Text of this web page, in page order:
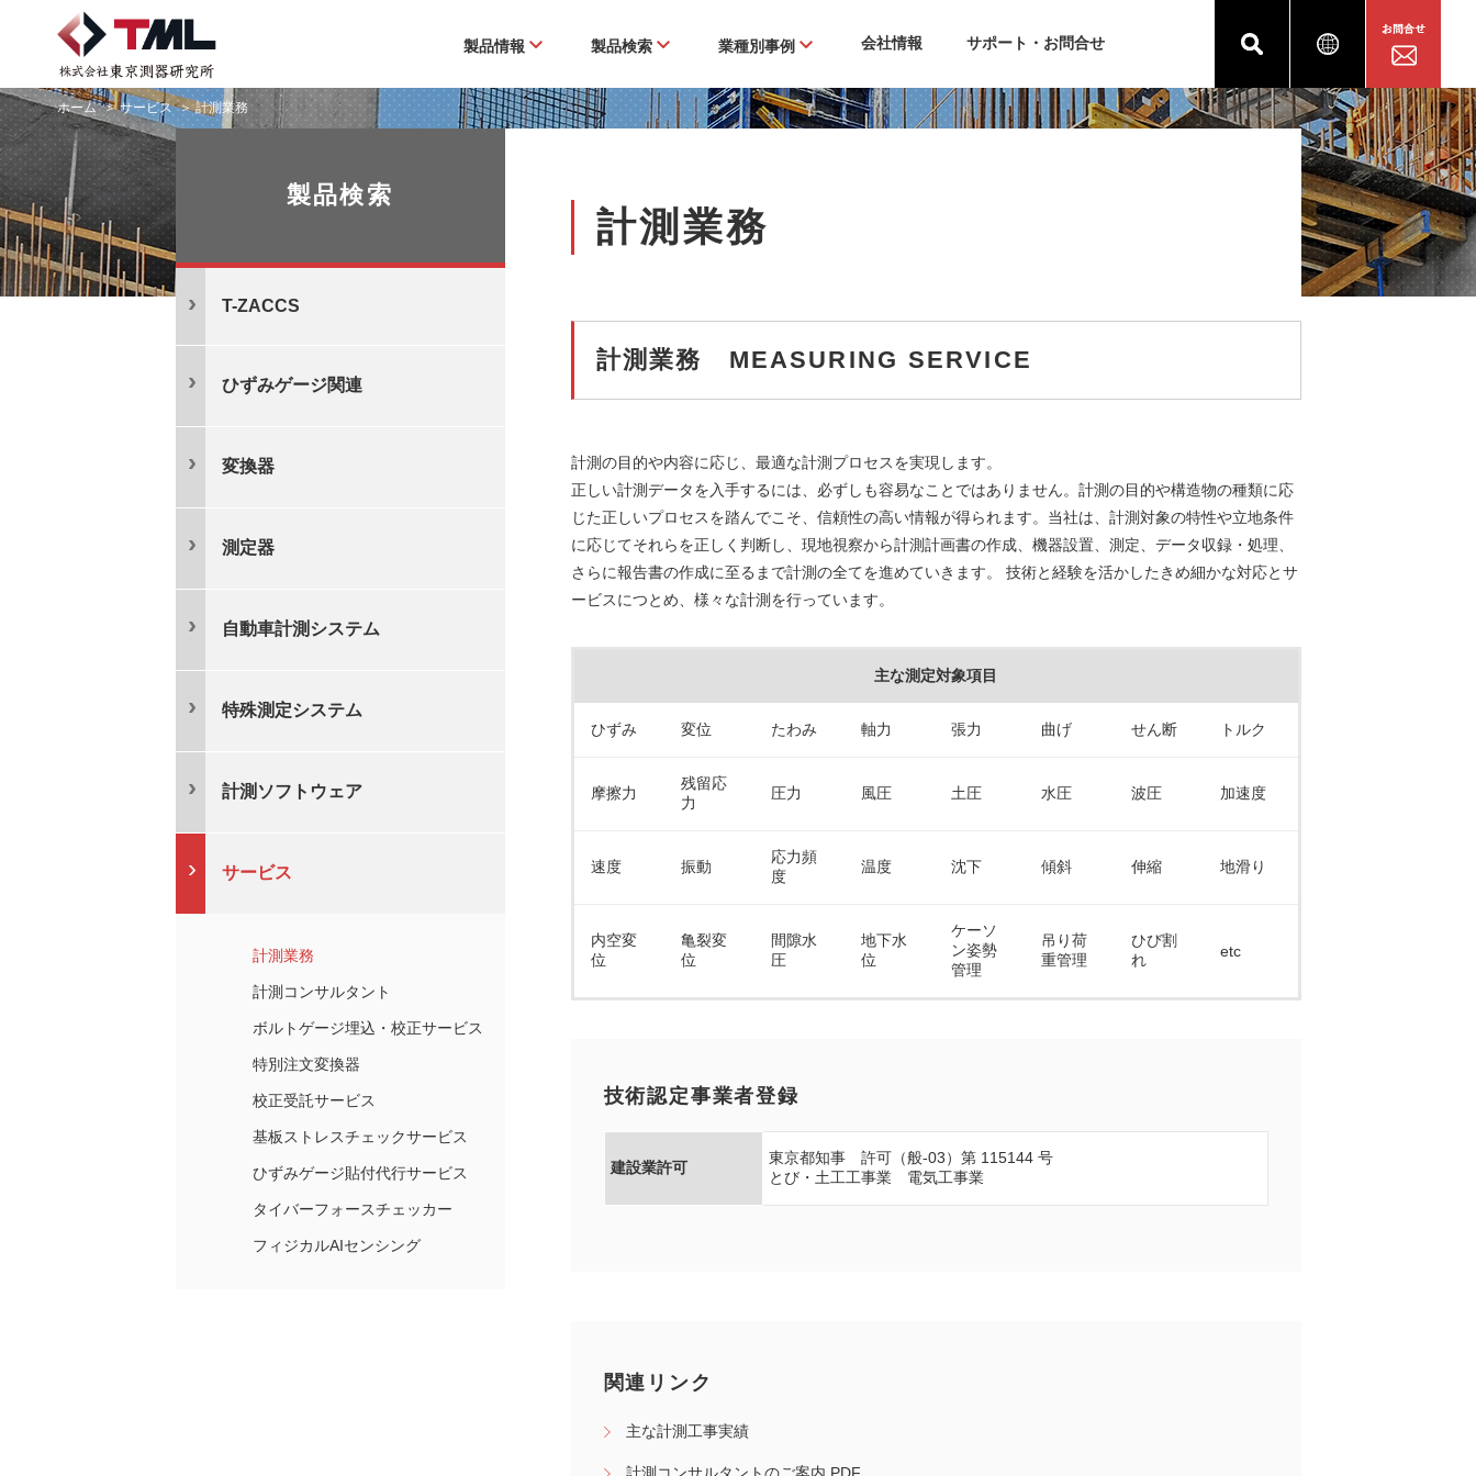
製品情報 製品検索 業種別事例 会社情報 サポート・お問合せ
ホーム サービス 計測業務
計測業務
計測業務 MEASURING SERVICE
計測の目的や内容に応じ、最適な計測プロセスを実現します。
正しい計測データを入手するには、必ずしも容易なことではありません。計測の目的や構造物の種類に応
じた正しいプロセスを踏んでこそ、信頼性の高い情報が得られます。当社は、計測対象の特性や立地条件
に応じてそれらを正しく判断し、現地視察から計測計画書の作成、機器設置、測定、データ収録・処理、
さらに報告書の作成に至るまで計測の全てを進めていきます。 技術と経験を活かしたきめ細かな対応とサ
ービスにつとめ、様々な計測を行っています。
主な測定対象項目
ひずみ 変位 たわみ 軸力 張力 曲げ せん断 トルク
摩擦力
残留応
力
圧力 風圧 土圧 水圧 波圧 加速度
速度 振動
応力頻
度
温度 沈下 傾斜 伸縮 地滑り
内空変
位
亀裂変
位
間隙水
圧
地下水
位
ケーソ
ン姿勢
管理
吊り荷
重管理
ひび割
れ
etc
技術認定事業者登録
建設業許可
東京都知事 許可（般-03）第 115144 号
とび・土工工事業 電気工事業
関連リンク
主な計測工事実績
製品検索
T-ZACCS
ひずみゲージ関連
変換器
測定器
自動車計測システム
特殊測定システム
計測ソフトウェア
サービス
計測業務
計測コンサルタント
ボルトゲージ埋込・校正サービス
特別注文変換器
校正受託サービス
基板ストレスチェックサービス
ひずみゲージ貼付代行サービス
タイバーフォースチェッカー
フィジカルAIセンシング